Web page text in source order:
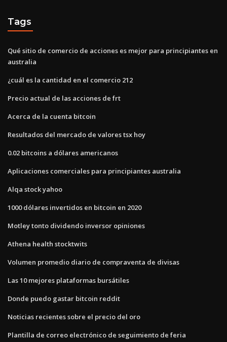
Tags
Qué sitio de comercio de acciones es mejor para principiantes en
australia
¿cuál es la cantidad en el comercio 212
Precio actual de las acciones de frt
Acerca de la cuenta bitcoin
Resultados del mercado de valores tsx hoy
0.02 bitcoins a dólares americanos
Aplicaciones comerciales para principiantes australia
Alqa stock yahoo
1000 dólares invertidos en bitcoin en 2020
Motley tonto dividendo inversor opiniones
Athena health stocktwits
Volumen promedio diario de compraventa de divisas
Las 10 mejores plataformas bursátiles
Donde puedo gastar bitcoin reddit
Noticias recientes sobre el precio del oro
Plantilla de correo electrónico de seguimiento de feria